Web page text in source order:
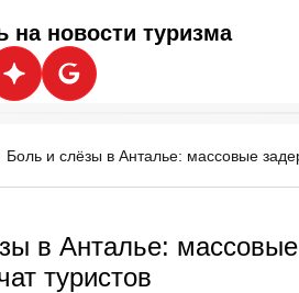
на новости туризма
Боль и слёзы в Анталье: массовые
в Анталье:
туристов